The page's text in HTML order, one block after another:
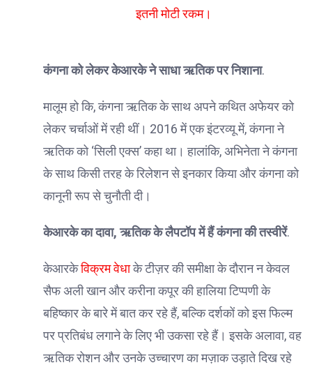
इतनी मोटी रकम।
कंगना को लेकर केआरके ने साधा ऋतिक पर निशाना.
मालूम हो कि, कंगना ऋतिक के साथ अपने कथित अफेयर को
लेकर चर्चाओं में रही थीं। 2016 में एक इंटरव्यू में, कंगना ने
ऋतिक को ‘सिली एक्स’ कहा था। हालांकि, अभिनेता ने कंगना
के साथ किसी तरह के रिलेशन से इनकार किया और कंगना को
कानूनी रूप से चुनौती दी।
केआरके का दावा, ऋतिक के लैपटॉप में हैं कंगना की तस्वीरें.
केआरकेविक्रम वेधाके टीज़र की समीक्षा के दौरान न केवल
सैफ अली खान और करीना कपूर की हालिया टिप्पणी के
बहिष्कार के बारे में बात कर रहे हैं, बल्कि दर्शकों को इस फिल्म
पर प्रतिबंध लगाने के लिए भी उकसा रहे हैं। इसके अलावा, वह
ऋतिक रोशन और उनके उच्चारण का मज़ाक उड़ाते दिख रहे